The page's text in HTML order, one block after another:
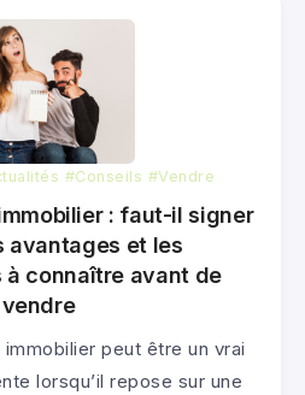
#Conseils #Vendre
: faut-il signer
avantages et les
connaître avant de
vendre
peut être un vrai
lorsqu’il repose sur une